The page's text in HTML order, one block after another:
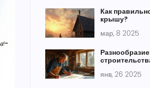
Как
крышу?
мар, 8 2025
янв, 26 2025